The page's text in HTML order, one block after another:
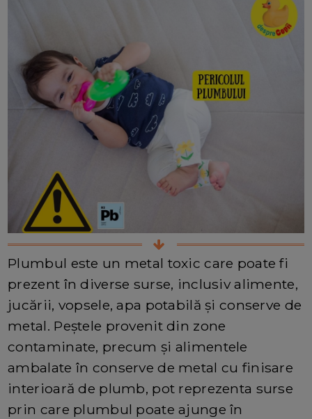
Plumbul este un metal toxic care poate fi
prezent în diverse surse, inclusiv alimente,
jucării, vopsele, apa potabilă și conserve de
metal. Peștele provenit din zone
contaminate, precum și alimentele
ambalate în conserve de metal cu finisare
interioară de plumb, pot reprezenta surse
prin care plumbul poate ajunge în